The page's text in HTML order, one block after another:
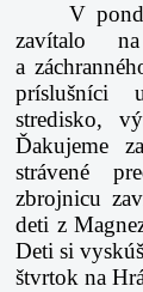
V
zavítalo
a
príslušníci
stredisko,
Ďakujeme
strávené
zbrojnicu
deti z
Deti si
štvrtok na